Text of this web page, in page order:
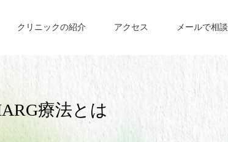
クリニックの紹介 アクセス メールで相談
療法とは